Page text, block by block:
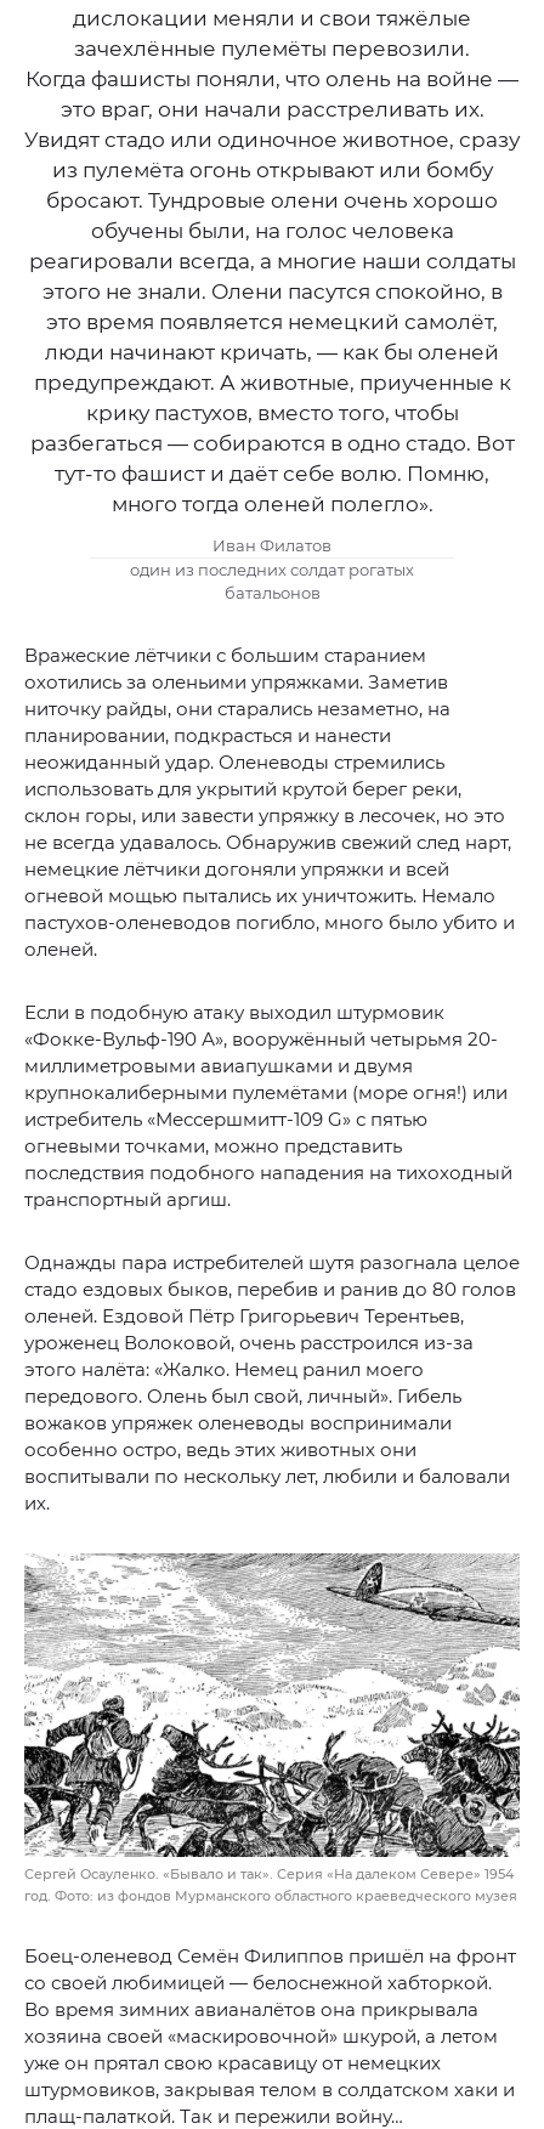
дислокации меняли и свои тяжёлые
зачехлённые пулемёты перевозили.
Когда фашисты поняли, что олень на войне —
это враг, они начали расстреливать их.
Увидят стадо или одиночное животное, сразу
из пулемёта огонь открывают или бомбу
бросают. Тундровые олени очень хорошо
обучены были, на голос человека
реагировали всегда, а многие наши солдаты
этого не знали. Олени пасутся спокойно, в
это время появляется немецкий самолёт,
люди начинают кричать, — как бы оленей
предупреждают. А животные, приученные к
крику пастухов, вместо того, чтобы
разбегаться — собираются в одно стадо. Вот
тут-то фашист и даёт себе волю. Помню,
много тогда оленей полегло».
Иван Филатов
один из последних солдат рогатых
батальонов
Вражеские лётчики с большим старанием
охотились за оленьими упряжками. Заметив
ниточку райды, они старались незаметно, на
планировании, подкрасться и нанести
неожиданный удар. Оленеводы стремились
использовать для укрытий крутой берег реки,
склон горы, или завести упряжку в лесочек, но это
не всегда удавалось. Обнаружив свежий след нарт,
немецкие лётчики догоняли упряжки и всей
огневой мощью пытались их уничтожить. Немало
пастухов-оленеводов погибло, много было убито и
оленей.
Если в подобную атаку выходил штурмовик
«Фокке-Вульф-190 А», вооружённый четырьмя 20-
миллиметровыми авиапушками и двумя
крупнокалиберными пулемётами (море огня!) или
истребитель «Мессершмитт-109 G» с пятью
огневыми точками, можно представить
последствия подобного нападения на тихоходный
транспортный аргиш.
Однажды пара истребителей шутя разогнала целое
стадо ездовых быков, перебив и ранив до 80 голов
оленей. Ездовой Пётр Григорьевич Терентьев,
уроженец Волоковой, очень расстроился из-за
этого налёта: «Жалко. Немец ранил моего
передового. Олень был свой, личный». Гибель
вожаков упряжек оленеводы воспринимали
особенно остро, ведь этих животных они
воспитывали по нескольку лет, любили и баловали
их.
Сергей Осауленко. «Бывало и так». Серия «На далеком Севере» 1954
год. Фото: из фондов Мурманского областного краеведческого музея
Боец-оленевод Семён Филиппов пришёл на фронт
со своей любимицей — белоснежной хабторкой.
Во время зимних авианалётов она прикрывала
хозяина своей «маскировочной» шкурой, а летом
уже он прятал свою красавицу от немецких
штурмовиков, закрывая телом в солдатском хаки и
плащ-палаткой. Так и пережили войну…